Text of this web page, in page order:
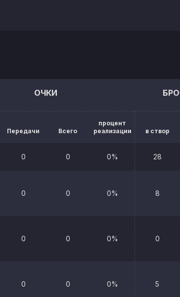
ОЧКИ
Передачи Всего
процент
реализации
в створ
0 0 0% 28
0 0 0% 8
0 0 0% 0
0 0 0% 5